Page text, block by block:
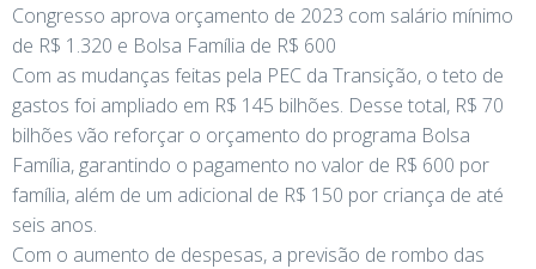
Congresso aprova orçamento de 2023 com salário mínimo
de R$ 1.320 e Bolsa Família de R$ 600
Com as mudanças feitas pela PEC da Transição, o teto de
gastos foi ampliado em R$ 145 bilhões. Desse total, R$ 70
bilhões vão reforçar o orçamento do programa Bolsa
Família, garantindo o pagamento no valor de R$ 600 por
família, além de um adicional de R$ 150 por criança de até
seis anos.
Com o aumento de despesas, a previsão de rombo das